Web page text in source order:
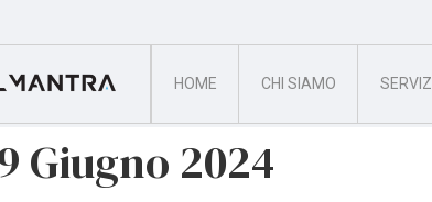
HOME CHI SIAMO SERVIZI
Giugno 2024